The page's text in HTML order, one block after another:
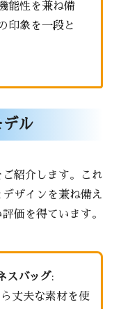
能性を兼ね備
印象を一段と
ル
紹介します。これ
ザインを兼ね備え
価を得ています。
スバッグ :
丈夫な素材を使